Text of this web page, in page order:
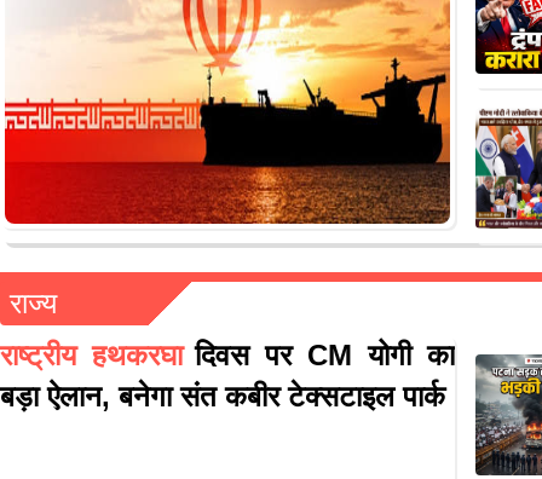
राज्य
राष्ट्रीय हथकरघा दिवस पर CM योगी का
बड़ा ऐलान, बनेगा संत कबीर टेक्सटाइल पार्क